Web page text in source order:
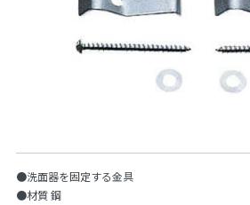
●洗面器を固定する金具
●材質 鋼